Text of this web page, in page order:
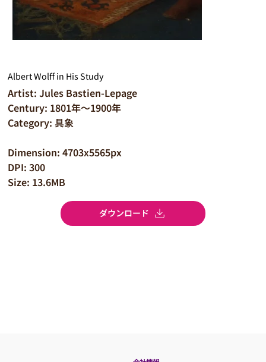
Albert Wolff in His Study
Artist: Jules Bastien-Lepage
Century: 1801年～1900年
Category: 具象
Dimension: 4703x5565px
DPI: 300
Size: 13.6MB
ダウンロード